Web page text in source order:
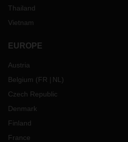
Thailand
Vietnam
EUROPE
Austria
Belgium (FR NL )
Czech Republic
Denmark
Finland
France